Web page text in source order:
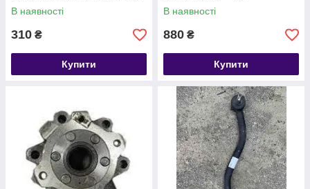
В наявності
310 ₴
Купити
В наявності
880 ₴
Купити